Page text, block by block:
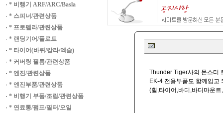
· * 비행기 ARF/ARC/Basla
· * 스피너/관련상품
· * 프로펠라/관련상품
· * 랜딩기어/플로트
· * 타이어(바퀴/칼라/엑슬)
· * 커버링 필름/관련상품
· * 엔진/관련상품
· * 엔진부품/관련상품
· * 비행기 부품/조립/관련상품
· * 연료통/펌프/필터/오일
Thunder Tiger사의 몬스터
EK-4 전용부품도 함께입고
(휠,타이어,바디,바디마운